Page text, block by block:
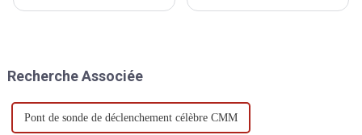
système de fabrication flexible,
grande...
Recherche Associée
Pont de sonde de déclenchement célèbre CMM